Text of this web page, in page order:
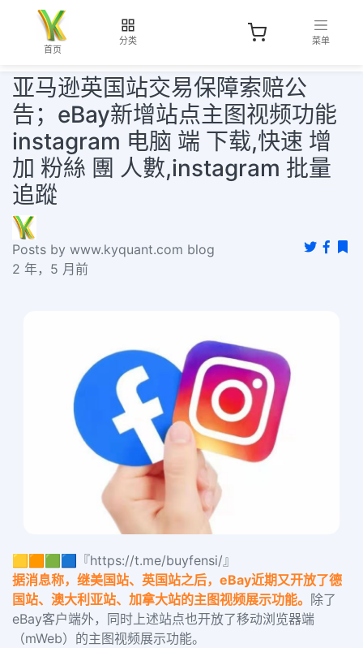
首页
分类 菜单
亚马逊英国站交易保障索赔公
告；​eBay新增站点主图视频功能
instagram 电脑 端 下载,快速 增
加 粉絲 團 人數,instagram 批量
追蹤
Posts by www.kyquant.com blog
2 年，5 月前
🟨🟧🟩🟦『https://t.me/buyfensi/』
据消息称，继美国站、英国站之后，eBay近期又开放了德
国站、澳大利亚站、加拿大站的主图视频展示功能。 除了
eBay客户端外，同时上述站点也开放了移动浏览器端
（mWeb）的主图视频展示功能。